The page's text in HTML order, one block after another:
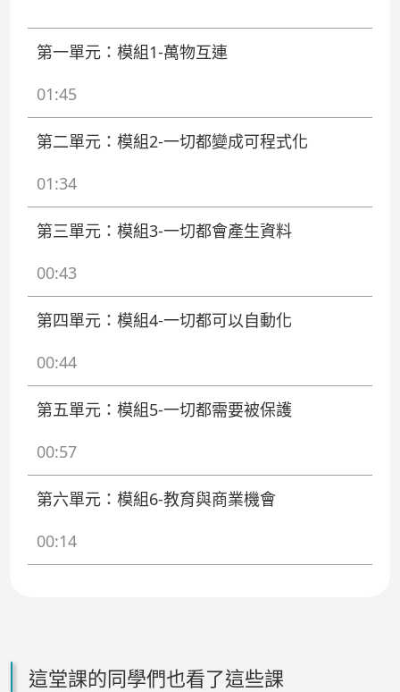
第一單元：模組1-萬物互連
01:45
第二單元：模組2-一切都變成可程式化
01:34
第三單元：模組3-一切都會產生資料
00:43
第四單元：模組4-一切都可以自動化
00:44
第五單元：模組5-一切都需要被保護
00:57
第六單元：模組6-教育與商業機會
00:14
這堂課的同學們也看了這些課